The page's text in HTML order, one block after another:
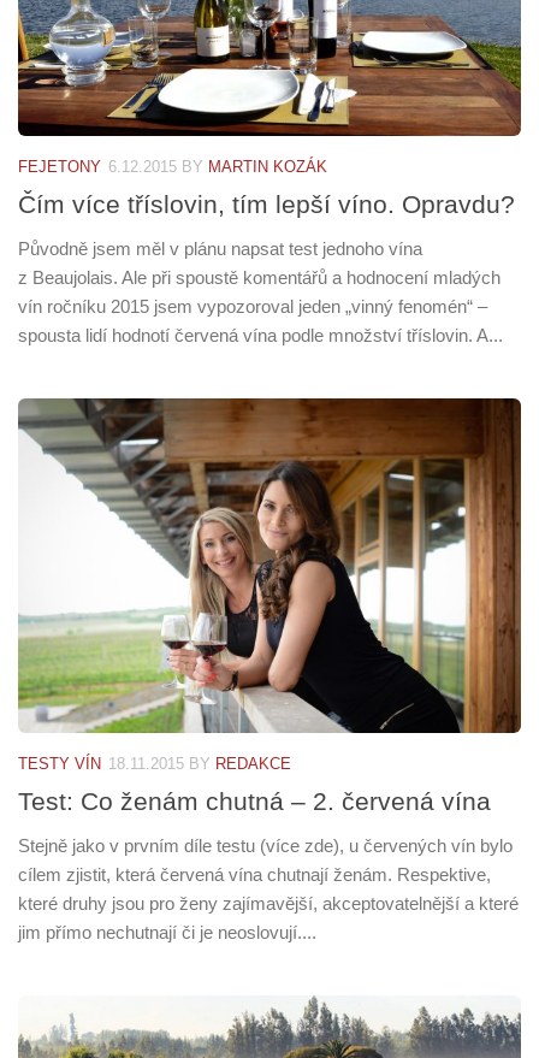
FEJETONY 6.12.2015 BY MARTIN KOZÁK
Čím více tříslovin, tím lepší víno. Opravdu?
Původně jsem měl v plánu napsat test jednoho vína
z Beaujolais. Ale při spoustě komentářů a hodnocení mladých
vín ročníku 2015 jsem vypozoroval jeden „vinný fenomén“ –
spousta lidí hodnotí červená vína podle množství tříslovin. A...
TESTY VÍN 18.11.2015 BY REDAKCE
Test: Co ženám chutná – 2. červená vína
Stejně jako v prvním díle testu (více zde), u červených vín bylo
cílem zjistit, která červená vína chutnají ženám. Respektive,
které druhy jsou pro ženy zajímavější, akceptovatelnější a které
jim přímo nechutnají či je neoslovují....